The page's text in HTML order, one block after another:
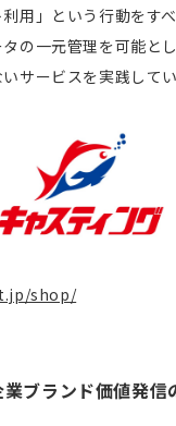
利用」という行動をす
の一元管理を可能と
サービスを実践してい
shop/
ブランド価値発信